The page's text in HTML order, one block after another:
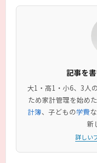
記事を
大1・高1・小6、3人
ため家計管理を始め
計簿、子どもの学費
新
詳しい